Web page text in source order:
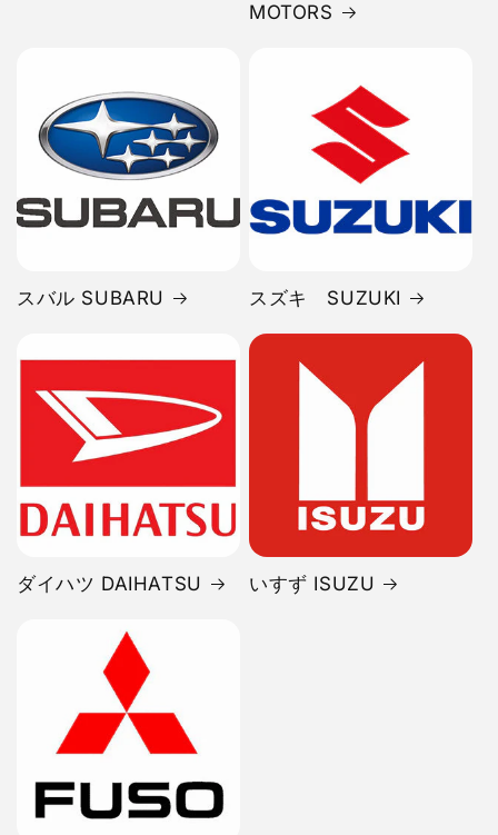
MOTORS
スバル SUBARU スズキ SUZUKI
ダイハツ DAIHATSU いすず ISUZU